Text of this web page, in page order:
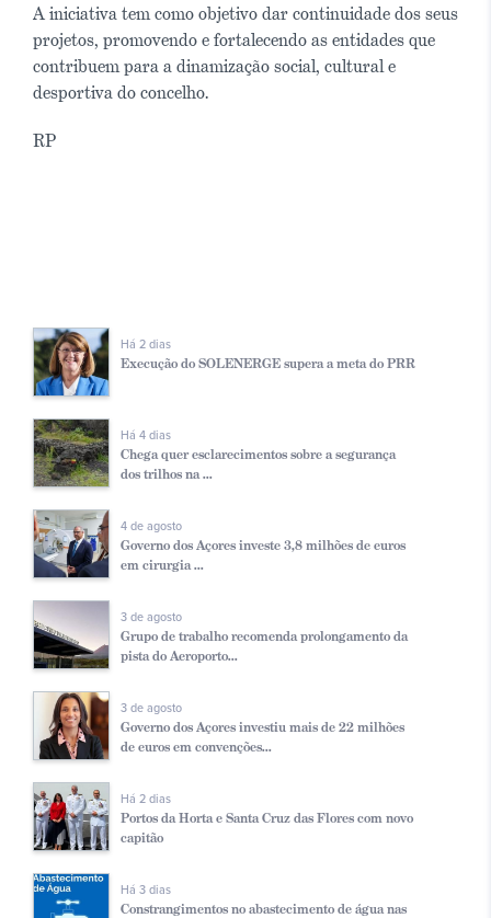
A iniciativa tem como objetivo dar continuidade dos seus
projetos, promovendo e fortalecendo as entidades que
contribuem para a dinamização social, cultural e
desportiva do concelho.
RP
Há 2 dias
Execução do SOLENERGE supera a meta do PRR
Há 4 dias
Chega quer esclarecimentos sobre a segurança
dos trilhos na ...
4 de agosto
Governo dos Açores investe 3,8 milhões de euros
em cirurgia ...
3 de agosto
Grupo de trabalho recomenda prolongamento da
pista do Aeroporto...
3 de agosto
Governo dos Açores investiu mais de 22 milhões
de euros em convenções...
Há 2 dias
Portos da Horta e Santa Cruz das Flores com novo
capitão
Há 3 dias
Constrangimentos no abastecimento de água nas